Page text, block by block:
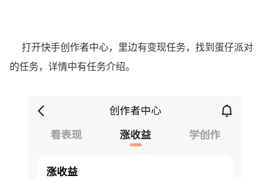
打开快手创作者中心，里边有变现任务，找到蛋仔派对
的任务，详情中有任务介绍。